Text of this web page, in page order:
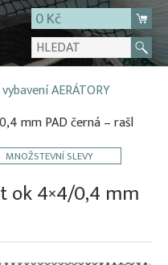
0 Kč
AERÁTORY
mm PAD černá – rašl
MNOŽSTEVNÍ SLEVY
ok 4×4/0,4 mm